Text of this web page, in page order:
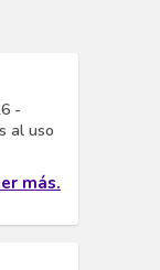
-
al uso
más.